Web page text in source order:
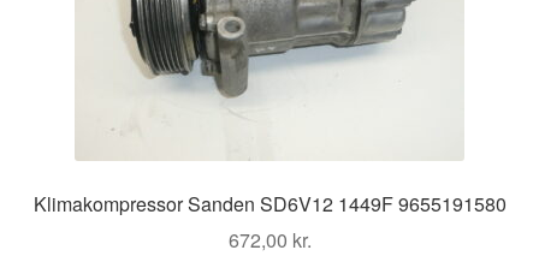
Klimakompressor Sanden SD6V12 1449F 9655191580
672,00 kr.